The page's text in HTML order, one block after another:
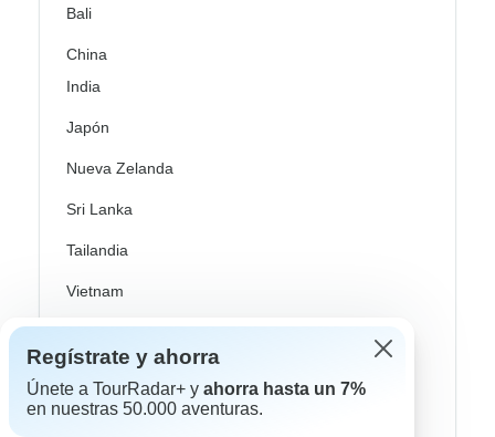
Bali
China
India
Japón
Nueva Zelanda
Sri Lanka
Tailandia
Vietnam
Croacia
Europa del Este
Reino Unido
Regístrate y ahorra
Únete a TourRadar+ y ahorra hasta un 7%
en nuestras 50.000 aventuras.